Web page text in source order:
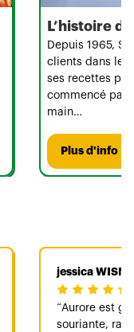
L’histoire
Depuis 1965,
clients dans le
ses recettes
commencé par
main…
Plus d'info
jessica
Aurore est
souriante,